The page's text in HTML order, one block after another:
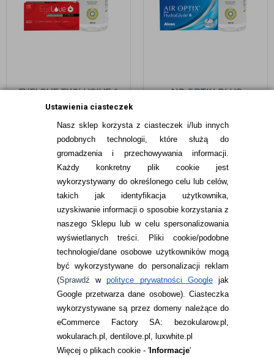
Ustawienia ciasteczek
Nasz sklep korzysta z ciasteczek i/lub innych
podobnych technologii, które służą do
gromadzenia i przechowywania informacji.
Każdy konkretny plik cookie jest
wykorzystywany do określonego celu lub celów,
takich jak identyfikacja użytkownika,
uzyskiwanie informacji o sposobie korzystania z
naszego Sklepu lub w celu spersonalizowania
wyświetlanych treści.
Pliki cookie/podobne
technologie/dane osobowe użytkowników mogą
być wykorzystywane do personalizacji reklam
(Sprawdźwpolityce prywatności Googlejak
Google przetwarza dane osobowe). Ciasteczka
wykorzystywane są przez domeny należące do
eCommerce Factory SA: bezokularow.pl,
wokularach.pl, dentilove.pl, luxwhite.pl
Więcej o plikach cookie - 'Informacje'
EYELOVE EXCLUSIVE 6
SZT. + EYELOVE
116,99pln
AIR OPTIX PLUS
ML
125,99 pln
INFORMACJE KONTAKTOWE
JAK ZAMAWIAĆ?
ZWROTY I REKLAMACJA
WARUNKI ZAKUPÓW
RANKINGI SOCZEWEK